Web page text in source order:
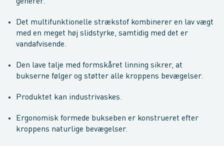
Det multifunktionelle strækstof kombinerer en lav vægt
med en meget høj slidstyrke, samtidig med det er
vandafvisende.
Den lave talje med formskåret linning sikrer, at
bukserne følger og støtter alle kroppens bevægelser.
Produktet kan industrivaskes.
Ergonomisk formede bukseben er konstrueret efter
kroppens naturlige bevægelser.